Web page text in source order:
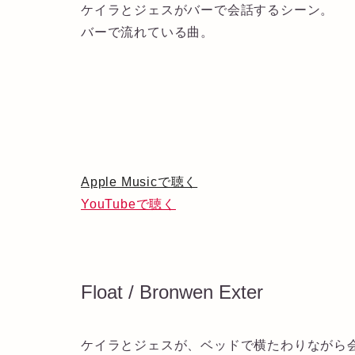
ケイラとジェスがバーで会話するシーン。
バーで流れている曲。
Apple Musicで聴く
YouTubeで聴く
Float / Bronwen Exter
ケイラとジェスが、ベッドで横たわりながら